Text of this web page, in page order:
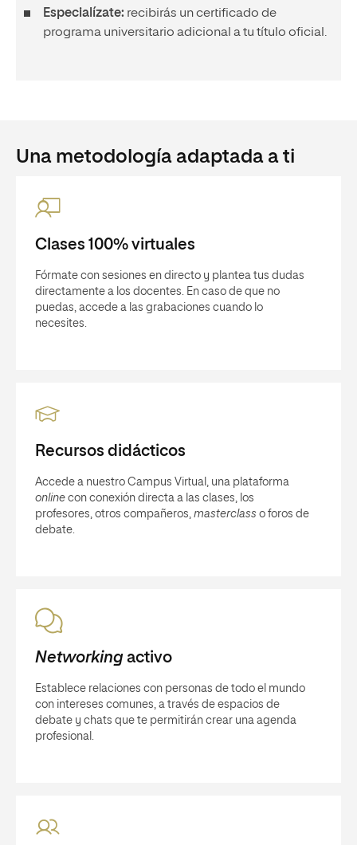
Especialízate: recibirás un certificado de
programa universitario adicional a tu título oficial.
Una metodología adaptada a ti
Clases 100% virtuales
Fórmate con sesiones en directo y plantea tus dudas
directamente a los docentes. En caso de que no
puedas, accede a las grabaciones cuando lo
necesites.
Recursos didácticos
Accede a nuestro Campus Virtual, una plataforma
online con conexión directa a las clases, los
profesores, otros compañeros, masterclass o foros de
debate.
Networkingactivo
Establece relaciones con personas de todo el mundo
con intereses comunes, a través de espacios de
debate y chats que te permitirán crear una agenda
profesional.